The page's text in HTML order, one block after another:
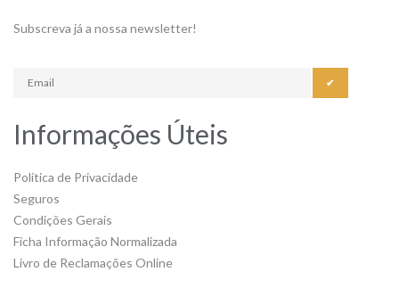
Subscreva já a nossa newsletter!
✔
Informações Úteis
Política de Privacidade
Seguros
Condições Gerais
Ficha Informação Normalizada
Livro de Reclamações Online